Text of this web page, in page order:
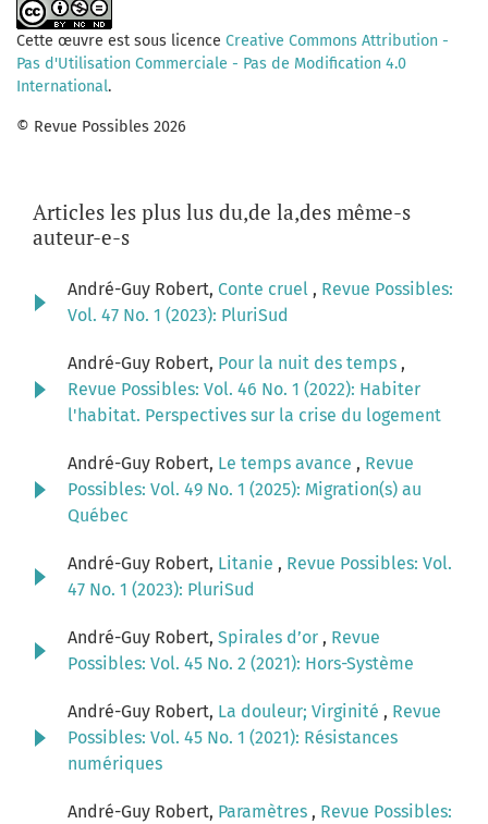
Cette œuvre est sous licence Creative Commons Attribution -
Pas d'Utilisation Commerciale - Pas de Modification 4.0
International.
© Revue Possibles 2026
Articles les plus lus du,de la,des même-s
auteur-e-s
André-Guy Robert, Conte cruel , Revue Possibles:
Vol. 47 No. 1 (2023): PluriSud
André-Guy Robert, Pour la nuit des temps ,
Revue Possibles: Vol. 46 No. 1 (2022): Habiter
l'habitat. Perspectives sur la crise du logement
André-Guy Robert, Le temps avance , Revue
Possibles: Vol. 49 No. 1 (2025): Migration(s) au
Québec
André-Guy Robert, Litanie , Revue Possibles: Vol.
47 No. 1 (2023): PluriSud
André-Guy Robert, Spirales d’or , Revue
Possibles: Vol. 45 No. 2 (2021): Hors-Système
André-Guy Robert, La douleur; Virginité , Revue
Possibles: Vol. 45 No. 1 (2021): Résistances
numériques
André-Guy Robert, Paramètres , Revue Possibles: